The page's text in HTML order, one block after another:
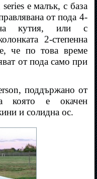
е малък, с база
от пода 4-
кутия, или с
2-степенна
че по това време
от пода само при
поддържано от
която е окачен
и солидна ос.